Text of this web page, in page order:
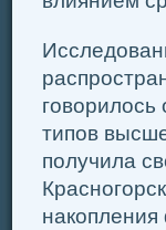
говорилось
типов
получила